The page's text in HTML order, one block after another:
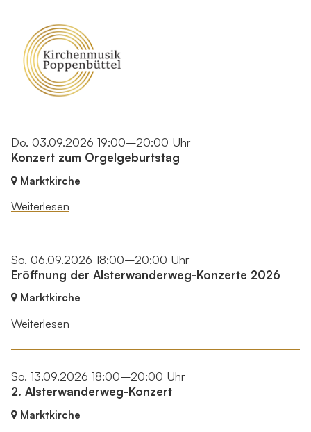
Do. 03.09.2026 19:00–20:00 Uhr
Konzert zum Orgelgeburtstag
Marktkirche
Weiterlesen
So. 06.09.2026 18:00–20:00 Uhr
Eröffnung der Alsterwanderweg-Konzerte 2026
Marktkirche
Weiterlesen
So. 13.09.2026 18:00–20:00 Uhr
2. Alsterwanderweg-Konzert
Marktkirche